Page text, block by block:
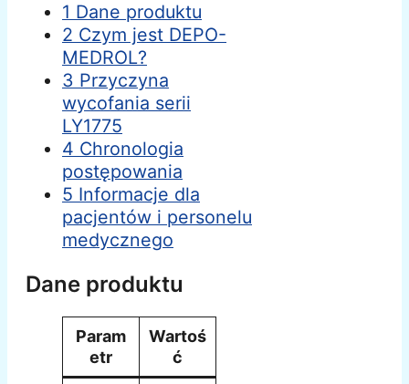
1 Dane produktu
2 Czym jest DEPO-
MEDROL?
3 Przyczyna
wycofania serii
LY1775
4 Chronologia
postępowania
5 Informacje dla
pacjentów i personelu
medycznego
Dane produktu
Param
etr
Wartoś
ć